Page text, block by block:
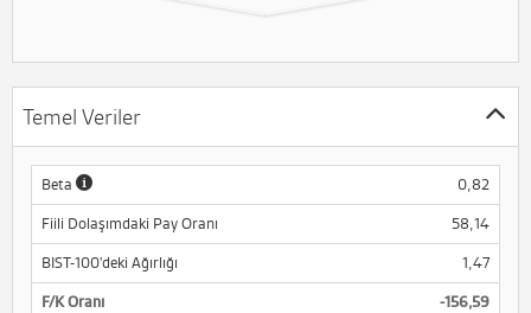
Temel Veriler
Beta 0,82
Fiili Dolaşımdaki Pay Oranı 58,14
BIST-100'deki Ağırlığı 1,47
F/K Oranı -156,59